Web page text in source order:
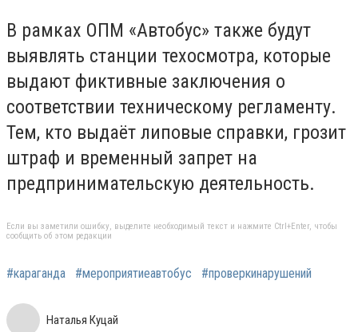
В рамках ОПМ «Автобус» также будут
выявлять станции техосмотра, которые
выдают фиктивные заключения о
соответствии техническому регламенту.
Тем, кто выдаёт липовые справки, грозит
штраф и временный запрет на
предпринимательскую деятельность.
Если вы заметили ошибку, выделите необходимый текст и нажмите Ctrl+Enter, чтобы
сообщить об этом редакции
#караганда #мероприятиеавтобус #проверкинарушений
Наталья Куцай